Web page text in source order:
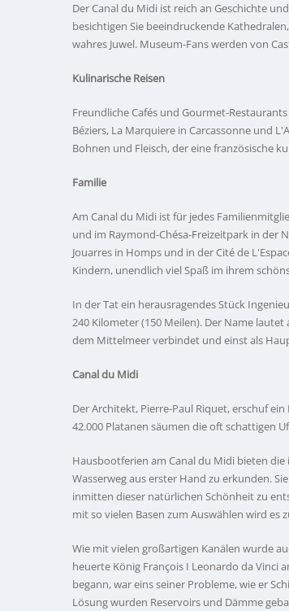
Der Canal du Midi ist reich an Geschichte
besichtigen Sie beeindruckende
wahres Juwel. Museum-Fans werden von
Kulinarische Reisen
Freundliche Cafés und Gourmet-
Béziers, La Marquiere in Carcassonne und
Bohnen und Fleisch, der eine französische
Familie
Am Canal du Midi ist für jedes
und im Raymond-Chésa-Freizeitpark in der
Jouarres in Homps und in der Cité de
Kindern, unendlich viel Spaß im ihrem
In der Tat ein herausragendes Stück
240 Kilometer (150 Meilen). Der Name
dem Mittelmeer verbindet und einst als
Canal du Midi
Der Architekt, Pierre-Paul Riquet, erschuf
42.000 Platanen säumen die oft schattigen
Hausbootferien am Canal du Midi bieten
Wasserweg aus erster Hand zu erkunden.
inmitten dieser natürlichen Schönheit zu
mit so vielen Basen zum Auswählen wird
Wie mit vielen großartigen Kanälen wurde
heuerte König François I Leonardo da Vinci
begann, war eins seiner Probleme, wie er
Lösung wurden Reservoirs und Dämme